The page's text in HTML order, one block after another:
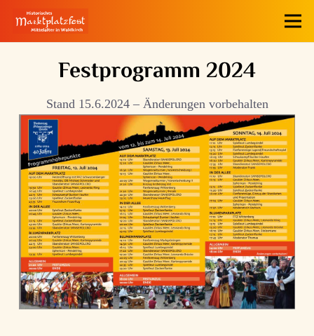
Festprogramm 2024
Stand 15.6.2024 – Änderungen vorbehalten